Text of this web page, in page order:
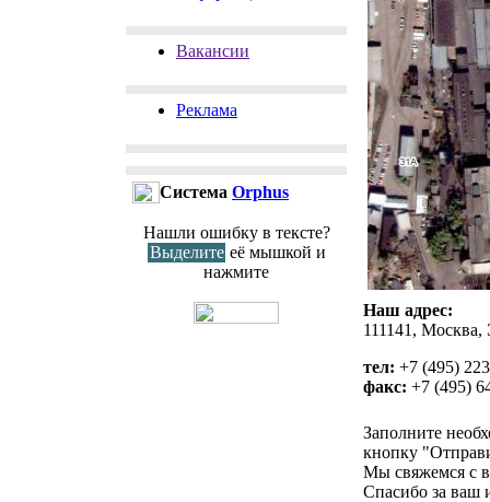
Вакансии
Реклама
Cистема Orphus
Нашли ошибку в тексте?
Выделите её мышкой и
нажмите
Наш адрес:
111141,
тел: +7 (495)
факс: +7 (495)
Заполните
кнопку
Мы свяжемся с
Спасибо за ваш